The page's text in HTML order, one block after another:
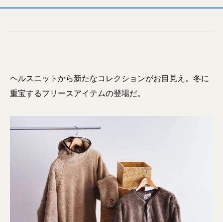
ヘルスニットから新たなコレクションがお目見え。冬に
重宝するフリースアイテムの登場だ。